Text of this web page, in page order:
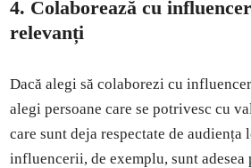
4. Colaborează cu
relevanți
Dacă alegi să colaborezi cu
alegi persoane care se potrivesc cu
care sunt deja respectate de audiența
influencerii, de exemplu, sunt